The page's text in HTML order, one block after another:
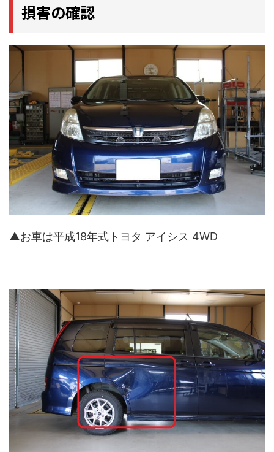
損害の確認
▲お車は平成18年式トヨタ アイシス 4WD